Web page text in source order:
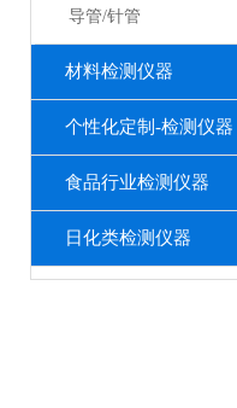
导管/针管
材料检测仪器
个性化定制-检测仪器
食品行业检测仪器
日化类检测仪器